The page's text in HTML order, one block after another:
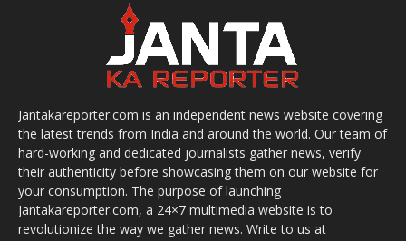
Jantakareporter.com is an independent news website covering
the latest trends from India and around the world. Our team of
hard-working and dedicated journalists gather news, verify
their authenticity before showcasing them on our website for
your consumption. The purpose of launching
Jantakareporter.com, a 24×7 multimedia website is to
revolutionize the way we gather news. Write to us at